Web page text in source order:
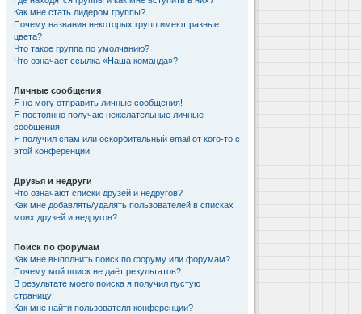
Как мне стать лидером группы?
Почему названия некоторых групп имеют разные
цвета?
Что такое группа по умолчанию?
Что означает ссылка «Наша команда»?
Личные сообщения
Я не могу отправить личные сообщения!
Я постоянно получаю нежелательные личные
сообщения!
Я получил спам или оскорбительный email от кого-то с
этой конференции!
Друзья и недруги
Что означают списки друзей и недругов?
Как мне добавлять/удалять пользователей в списках
моих друзей и недругов?
Поиск по форумам
Как мне выполнить поиск по форуму или форумам?
Почему мой поиск не даёт результатов?
В результате моего поиска я получил пустую
страницу!
Как мне найти пользователя конференции?